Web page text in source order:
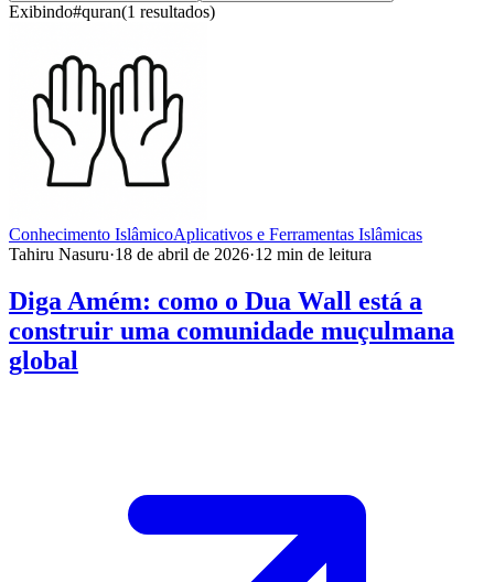
Exibindo#quran(1 resultados)
Conhecimento IslâmicoAplicativos e Ferramentas Islâmicas
Tahiru Nasuru·18 de abril de 2026·12 min de leitura
Diga Amém: como o Dua Wall está a
construir uma comunidade muçulmana
global